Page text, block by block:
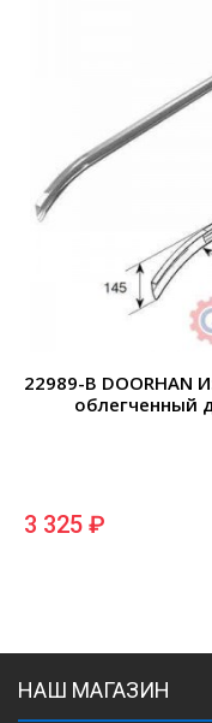
22989-B DOORHAN
облегченный
3 325 ₽
НАШ МАГАЗИН